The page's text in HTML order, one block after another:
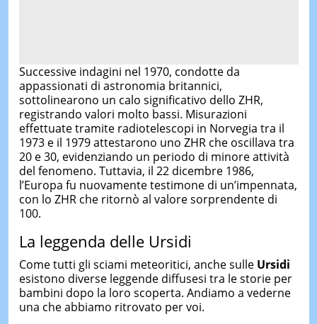
Successive indagini nel 1970, condotte da
appassionati di astronomia britannici,
sottolinearono un calo significativo dello ZHR,
registrando valori molto bassi. Misurazioni
effettuate tramite radiotelescopi in Norvegia tra il
1973 e il 1979 attestarono uno ZHR che oscillava tra
20 e 30, evidenziando un periodo di minore attività
del fenomeno. Tuttavia, il 22 dicembre 1986,
l’Europa fu nuovamente testimone di un’impennata,
con lo ZHR che ritornò al valore sorprendente di
100.
La leggenda delle Ursidi
Come tutti gli sciami meteoritici, anche sulle Ursidi
esistono diverse leggende diffusesi tra le storie per
bambini dopo la loro scoperta. Andiamo a vederne
una che abbiamo ritrovato per voi.